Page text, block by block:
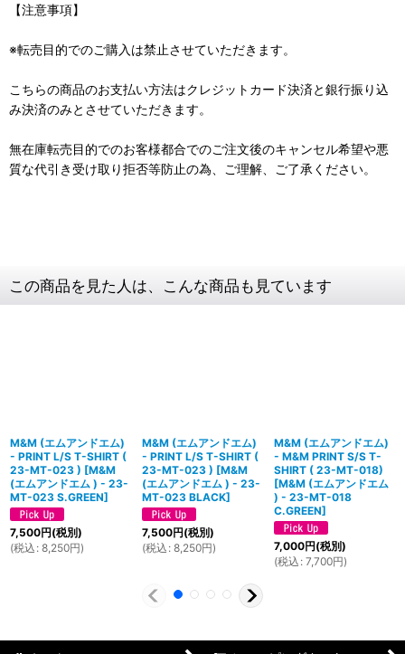
【注意事項】
※転売目的でのご購入は禁止させていただきます。
こちらの商品のお支払い方法はクレジットカード決済と銀行振り込
み決済のみとさせていただきます。
無在庫転売目的でのお客様都合でのご注文後のキャンセル希望や悪
質な代引き受け取り拒否等防止の為、ご理解、ご了承ください。
この商品を見た人は、こんな商品も見ています
M&M (エムアンドエム)
- PRINT L/S T-SHIRT (
23-MT-023 ) [M&M
(エムアンドエム ) - 23-
MT-023 S.GREEN]
7,500円(税別)
(税込 : 8,250円)
M&M (エムアンドエム)
- PRINT L/S T-SHIRT (
23-MT-023 ) [M&M
(エムアンドエム ) - 23-
MT-023 BLACK]
7,500円(税別)
(税込 : 8,250円)
M&M (エムアンドエム)
- M&M PRINT S/S T-
SHIRT ( 23-MT-018)
[M&M (エムアンドエム
) - 23-MT-018
C.GREEN]
7,000円(税別)
(税込 : 7,700円)